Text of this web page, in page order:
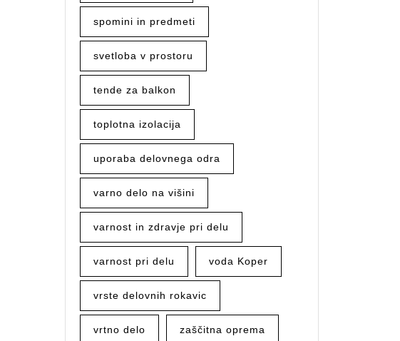
spomini in predmeti
svetloba v prostoru
tende za balkon
toplotna izolacija
uporaba delovnega odra
varno delo na višini
varnost in zdravje pri delu
varnost pri delu voda Koper
vrste delovnih rokavic
vrtno delo zaščitna oprema